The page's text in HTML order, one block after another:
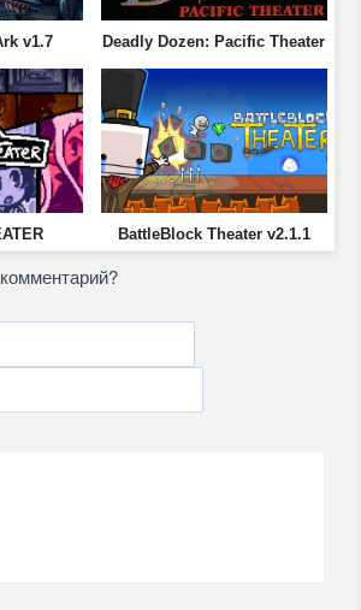
v1.7 Deadly Dozen: Pacific Theater
BattleBlock Theater v2.1.1